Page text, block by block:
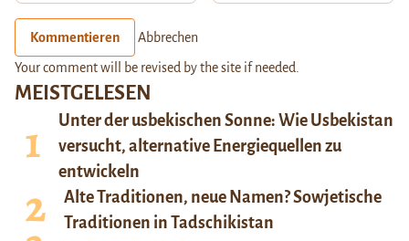
MEISTGELESEN
Unter der usbekischen Sonne: Wie Usbekistan
versucht, alternative Energiequellen zu
entwickeln
Alte Traditionen, neue Namen? Sowjetische
Traditionen in Tadschikistan
Kommentieren Abbrechen
Your comment will be revised by the site if needed.